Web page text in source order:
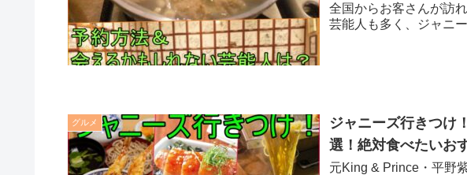
全国からお客さんが訪
芸能人も多く、ジャニ
グルメ
ジャニーズ行きつけ
選！絶対食べたいお
元King & Prince・平野